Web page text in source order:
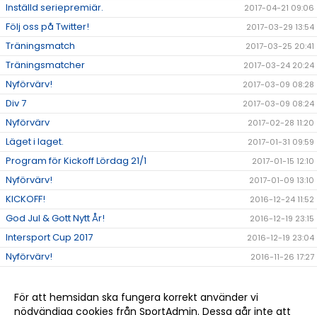
Inställd seriepremiär. 2017-04-21 09:06
Följ oss på Twitter! 2017-03-29 13:54
Träningsmatch 2017-03-25 20:41
Träningsmatcher 2017-03-24 20:24
Nyförvärv! 2017-03-09 08:28
Div 7 2017-03-09 08:24
Nyförvärv 2017-02-28 11:20
Läget i laget. 2017-01-31 09:59
Program för Kickoff Lördag 21/1 2017-01-15 12:10
Nyförvärv! 2017-01-09 13:10
KICKOFF! 2016-12-24 11:52
God Jul & Gott Nytt År! 2016-12-19 23:15
Intersport Cup 2017 2016-12-19 23:04
Nyförvärv! 2016-11-26 17:27
Träning. 2016-11-25 18:07
För att hemsidan ska fungera korrekt använder vi
nödvändiga cookies från SportAdmin. Dessa går inte att